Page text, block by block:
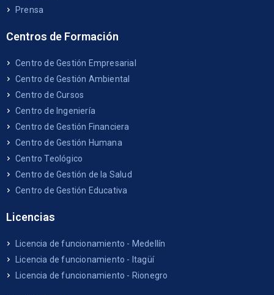
Prensa
Centros de Formación
Centro de Gestión Empresarial
Centro de Gestión Ambiental
Centro de Cursos
Centro de Ingeniería
Centro de Gestión Financiera
Centro de Gestión Humana
Centro Teológico
Centro de Gestión de la Salud
Centro de Gestión Educativa
Licencias
Licencia de funcionamiento - Medellín
Licencia de funcionamiento - Itagüí
Licencia de funcionamiento - Rionegro